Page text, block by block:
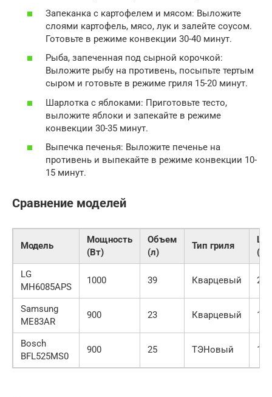
Запеканка с картофелем и мясом: Выложите
слоями картофель, мясо, лук и залейте соусом.
Готовьте в режиме конвекции 30-40 минут.
Рыба, запеченная под сырной корочкой:
Выложите рыбу на противень, посыпьте тертым
сыром и готовьте в режиме гриля 15-20 минут.
Шарлотка с яблоками: Приготовьте тесто,
выложите яблоки и запекайте в режиме
конвекции 30-35 минут.
Выпечка печенья: Выложите печенье на
противень и выпекайте в режиме конвекции 10-
15 минут.
Сравнение моделей
Модель
Мощность
(Вт)
Объем
(л)
Тип гриля
LG
MH6085APS
1000 39 Кварцевый
Samsung
ME83AR
900 23 Кварцевый
Bosch
BFL525MS0
900 25 ТЭНовый